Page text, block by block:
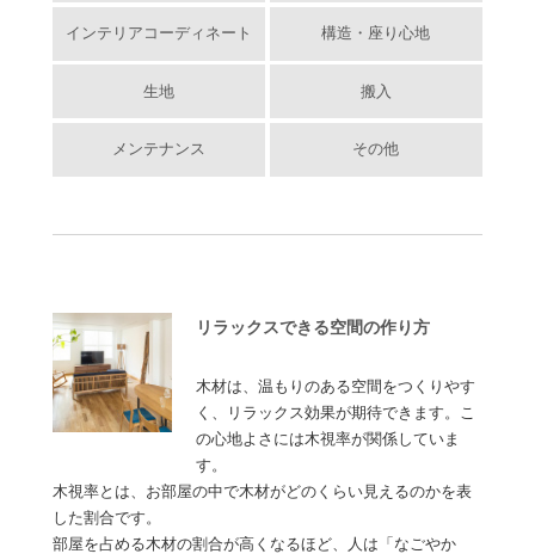
インテリアコーディネート 構造・座り心地
生地 搬入
メンテナンス その他
リラックスできる空間の作り方
木材は、温もりのある空間をつくりやす
く、リラックス効果が期待できます。こ
の心地よさには木視率が関係していま
す。
木視率とは、お部屋の中で木材がどのくらい見えるのかを表
した割合です。
部屋を占める木材の割合が高くなるほど、人は「なごやか